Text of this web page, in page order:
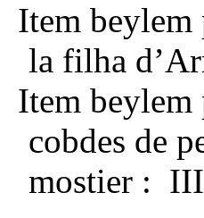
Item beylem
la filha
Item beylem
cobdes de
mostier :